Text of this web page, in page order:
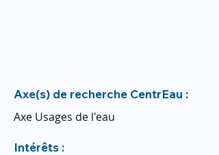
Axe(s) de recherche CentrEau :
Axe Usages de l'eau
Intérêts :